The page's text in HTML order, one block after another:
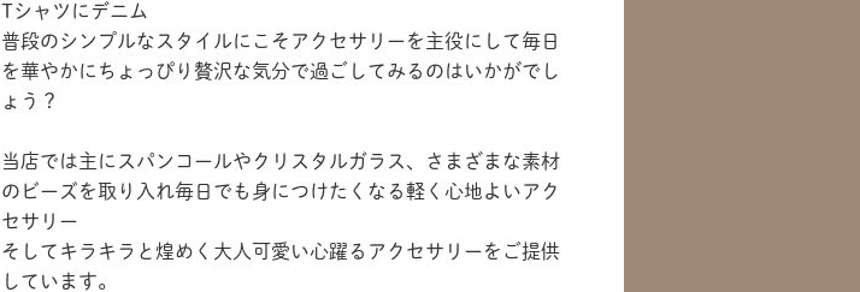
Tシャツにデニム
普段のシンプルなスタイルにこそアクセサリーを主役にして毎日
を華やかにちょっぴり贅沢な気分で過ごしてみるのはいかがでし
ょう？
当店では主にスパンコールやクリスタルガラス、さまざまな素材
のビーズを取り入れ毎日でも身につけたくなる軽く心地よいアク
セサリー
そしてキラキラと煌めく大人可愛い心躍るアクセサリーをご提供
しています。